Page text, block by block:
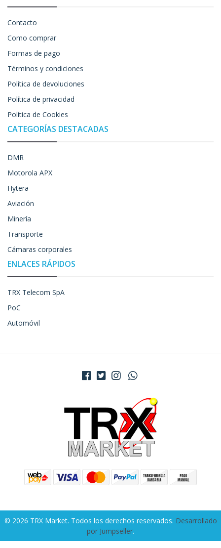
Contacto
Como comprar
Formas de pago
Términos y condiciones
Política de devoluciones
Política de privacidad
Política de Cookies
CATEGORÍAS DESTACADAS
DMR
Motorola APX
Hytera
Aviación
Minería
Transporte
Cámaras corporales
ENLACES RÁPIDOS
TRX Telecom SpA
PoC
Automóvil
© 2026 TRX Market. Todos los derechos reservados. Desarrollado
por Jumpseller.